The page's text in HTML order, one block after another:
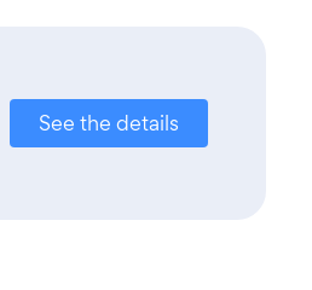
See the details